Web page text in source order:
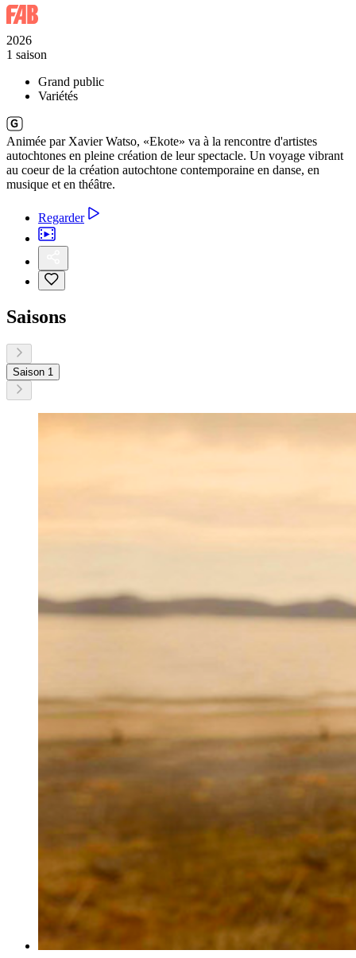
2026
1 saison
Grand public
Variétés
Animée par Xavier Watso, «Ekote» va à la rencontre d'artistes
autochtones en pleine création de leur spectacle. Un voyage vibrant
au coeur de la création autochtone contemporaine en danse, en
musique et en théâtre.
Regarder
Saisons
Saison 1